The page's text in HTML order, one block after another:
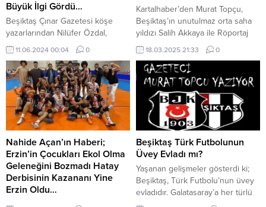
Büyük İlgi Gördü…
Beşiktaş Çınar Gazetesi köşe
yazarlarından Nilüfer Özdal,
Tekirdağ- Şarköy’de düzenlenen
geleneksel çeşme boyama
etkinliğine katılarak
Galatasaraylılarla birlikte coşkulu
bir kutlama ve haber
gerçekleştirdi. Şarköy Belediye
Başkanı Alpay’ın önderliğinde
gerçekleşen etkinlik, bölge
halkının büyük ilgisini çekti.
Özdal’ın etkinlikten gönderdiği
fotoğraflar da bu renkli atmosferi
yansıtıyor. Beşiktaş Çınar
Gazetesi Genel Yayın
11.06.2024 00:04 0
Kartalhaber’den Murat Topçu,
Beşiktaş’ın unutulmaz orta saha
yıldızı Salih Akkaya ile Röportaj
Yaptı… Soru: Sayın Salih Akkaya,
Beşiktaş’ta futbola nasıl
başladınız? Anlatır mısınız? Salih
Akkaya: Babam Yüksel Akkaya,
elimden tutarak yeteneğimi fark
etti ve beni futbola teşvik etti. 8
yaşımda Beşiktaş’ın altyapı
seçmelerini kazandım ve Beşiktaş
altyapısında futbola başladım.
Soru: Beşiktaş’ta uzun...
18.03.2025 21:33 0
Nahide Açan’ın Haberi;
Erzin’in Çocukları Ekol Olma
Geleneğini Bozmadı Hatay
Derbisinin Kazananı Yine
Erzin Oldu…
Erzin’in Çocukları Ekol Olma
Beşiktaş Türk Futbolunun
Üvey Evladı mı?
Yaşanan gelişmeler gösterdi ki;
Beşiktaş, Türk Futbolu’nun üvey
evladıdır. Galatasaray’a her türlü
tolerans, çifte standart, kolaylık